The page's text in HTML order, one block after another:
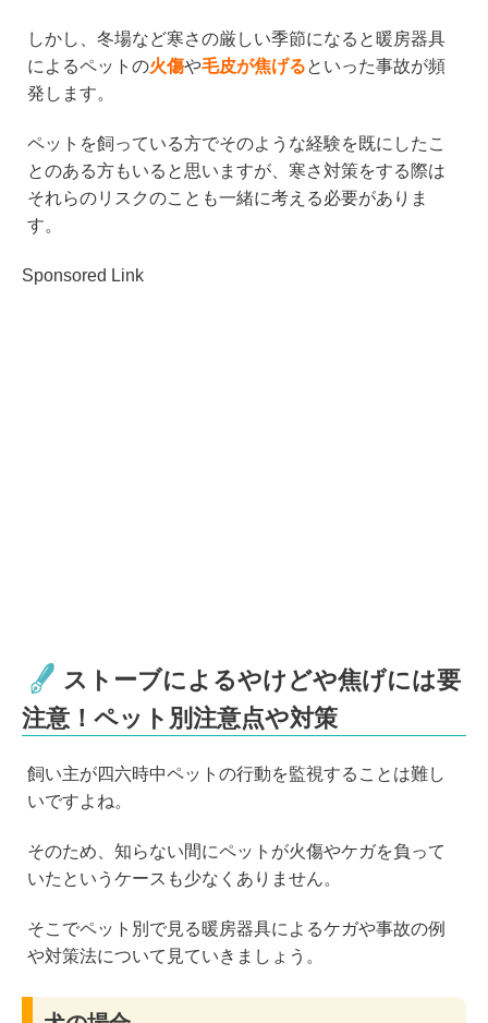
しかし、冬場など寒さの厳しい季節になると暖房器具
によるペットの火傷や毛皮が焦げるといった事故が頻
発します。
ペットを飼っている方でそのような経験を既にしたこ
とのある方もいると思いますが、寒さ対策をする際は
それらのリスクのことも一緒に考える必要がありま
す。
Sponsored Link
ストーブによるやけどや焦げには要
注意！ペット別注意点や対策
飼い主が四六時中ペットの行動を監視することは難し
いですよね。
そのため、知らない間にペットが火傷やケガを負って
いたというケースも少なくありません。
そこでペット別で見る暖房器具によるケガや事故の例
や対策法について見ていきましょう。